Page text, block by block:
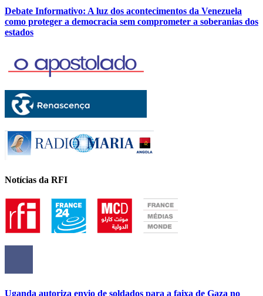
Debate Informativo: A luz dos acontecimentos da Venezuela
como proteger a democracia sem comprometer a soberanias dos
estados
Notícias da RFI
Uganda autoriza envio de soldados para a faixa de Gaza no